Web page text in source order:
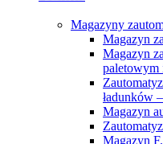
Magazyny
Magazyn
Magazyn
paletowym
ładunków
Magazyn
Magazyn